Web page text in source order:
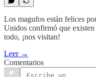
Los magufos están felices
Unidos confirmó que existen
todo, ¡nos visitan!
Leer →
Comentarios